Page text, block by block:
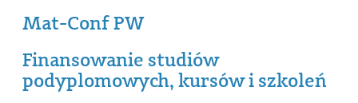
Mat-Conf PW
Finansowanie studiów
podyplomowych, kursów i szkoleń